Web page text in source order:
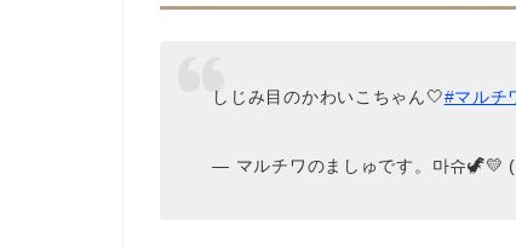
しじみ目のかわいこちゃん🤍#マルチ
— マルチワのましゅです。마슈🦖💛